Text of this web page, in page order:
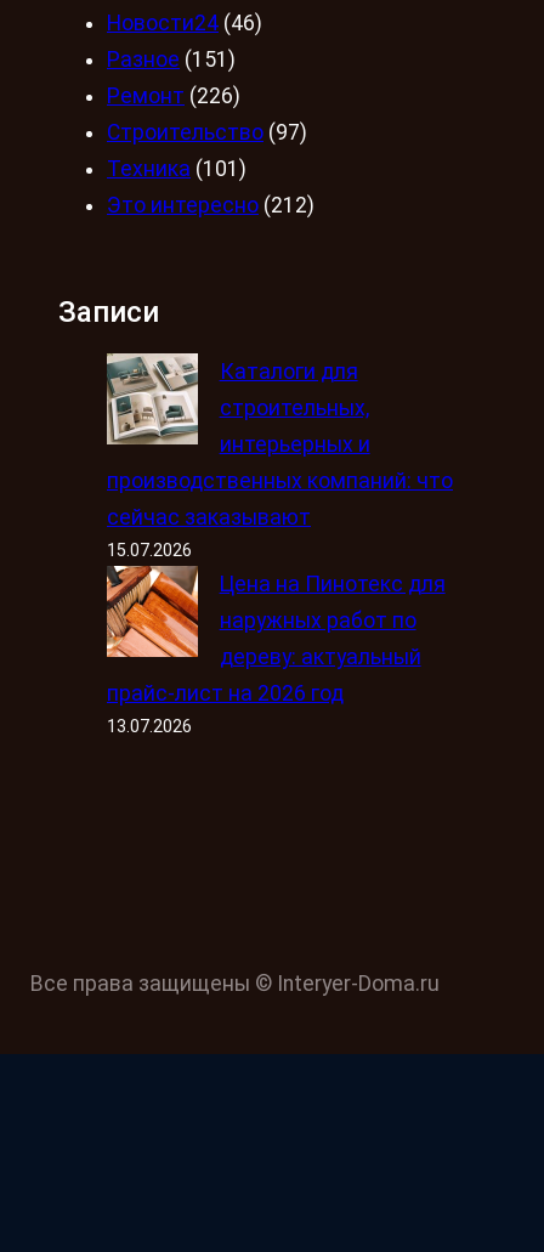
Новости24 (46)
Разное (151)
Ремонт (226)
Строительство (97)
Техника (101)
Это интересно (212)
Записи
Каталоги для
строительных,
интерьерных и
производственных компаний: что
сейчас заказывают
15.07.2026
Цена на Пинотекс для
наружных работ по
дереву: актуальный
прайс-лист на 2026 год
13.07.2026
Все права защищены © Interyer-Doma.ru